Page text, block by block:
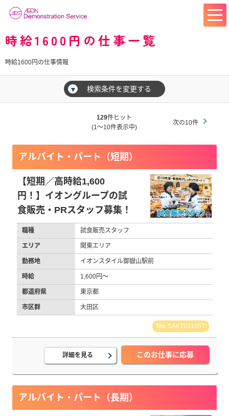
時給1600円の仕事一覧
時給1600円の仕事情報
▼ 検索条件を変更する
129件ヒット
(1～10件表示中)
次の10件
アルバイト・パート（短期）
【短期／高時給1,600
円！】イオングループの試
食販売・PRスタッフ募集！
職種 試食販売スタッフ
エリア 関東エリア
勤務地 イオンスタイル御嶽山駅前
時給 1,600円～
都道府県 東京都
市区群 大田区
SAKT03105T
詳細を見る このお仕事に応募
アルバイト・パート（長期）